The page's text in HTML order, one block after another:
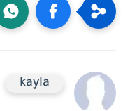
kayla